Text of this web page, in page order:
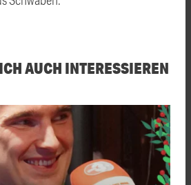
AUCH INTERESSIEREN